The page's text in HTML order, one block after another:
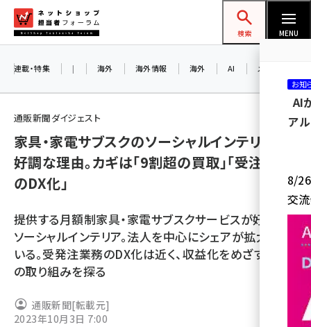
ン
ネットショップ担当者フォーラム
検索 MENU
amazon (2255)
yahoo (1906)
ecbeing (1210)
アスクル (1122)
ビィ・フォアード (776)
連載・特集 | 海外 海外情報 海外 AI メタバース
通販新聞ダイジェスト
家具・家電サブスクのソーシャルインテリアが
好調な理由。カギは「9割超の買取」「受注業務
のDX化」
提供する月額制家具・家電サブスクサービスが好調な
ソーシャルインテリア。法人を中心にシェアが拡大して
いる。受発注業務のDX化は近く、収益化をめざす。同社
の取り組みを探る
通販新聞[転載元]
2023年10月3日 7:00
お知
AI
ア
8/26
交